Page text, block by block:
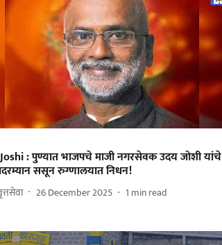
: पुण्यात भाजपचे माजी नगरसेवक उदय जोशी यांचे
ससून रुग्णालयात निधन!
26 December 2025 1 min read